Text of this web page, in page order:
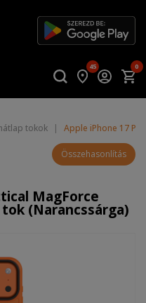
45 0
tokok | Apple iPhone 17
Összehasonlítás
MagForce
(Narancssárga)